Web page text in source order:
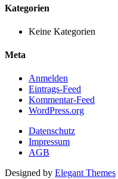
Kategorien
Keine Kategorien
Meta
Anmelden
Eintrags-Feed
Kommentar-Feed
WordPress.org
Datenschutz
Impressum
AGB
Designed by Elegant Themes